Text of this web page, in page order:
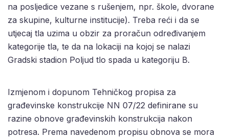
na posljedice vezane s rušenjem, npr. škole, dvorane
za skupine, kulturne institucije). Treba reći i da se
utjecaj tla uzima u obzir za proračun određivanjem
kategorije tla, te da na lokaciji na kojoj se nalazi
Gradski stadion Poljud tlo spada u kategoriju B.
Izmjenom i dopunom Tehničkog propisa za
građevinske konstrukcije NN 07/22 definirane su
razine obnove građevinskih konstrukcija nakon
potresa. Prema navedenom propisu obnova se mora